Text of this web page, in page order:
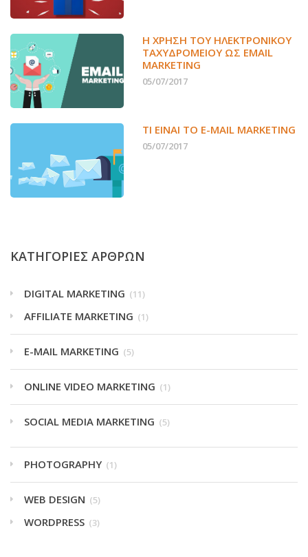
Η ΧΡΉΣΗ ΤΟΥ ΗΛΕΚΤΡΟΝΙΚΟΎ
ΤΑΧΥΔΡΟΜΕΊΟΥ ΩΣ EMAIL
MARKETING
05/07/2017
ΤΙ ΕΊΝΑΙ ΤΟ E-MAIL MARKETING
05/07/2017
ΚΑΤΗΓΟΡΙΕΣ ΑΡΘΡΩΝ
DIGITAL MARKETING (11)
AFFILIATE MARKETING (1)
E-MAIL MARKETING (5)
ONLINE VIDEO MARKETING (1)
SOCIAL MEDIA MARKETING (5)
PHOTOGRAPHY (1)
WEB DESIGN (5)
WORDPRESS (3)